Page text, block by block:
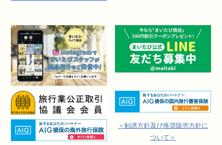
＜勧誘方針及び推奨販売方針に
ついて＞